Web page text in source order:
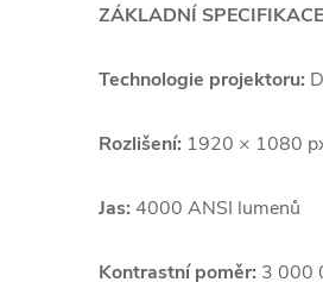
ZÁKLADNÍ SPECIFIKACE
Technologie projektoru:
Rozlišení: 1920 × 1080
Jas: 4000 ANSI lumenů
Kontrastní poměr: 3 000